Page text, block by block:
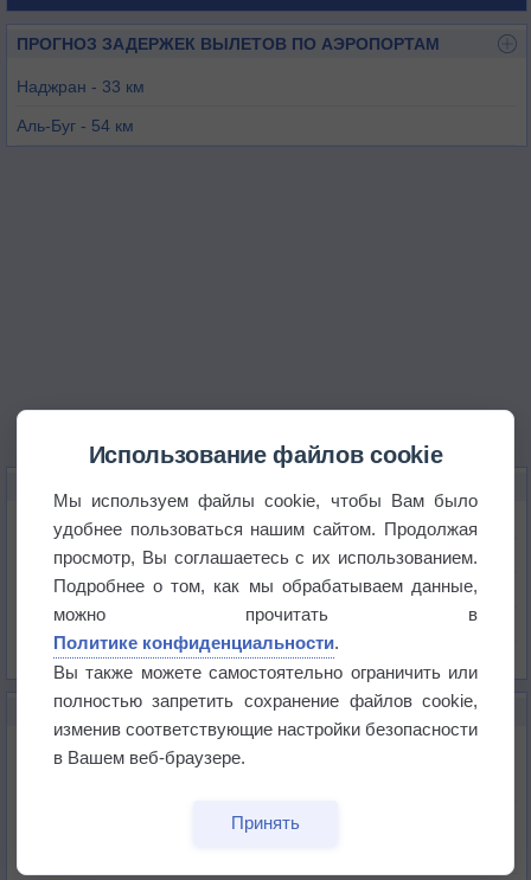
ПРОГНОЗ ЗАДЕРЖЕК ВЫЛЕТОВ ПО АЭРОПОРТАМ
Наджран - 33 км
Аль-Буг - 54 км
Температура
Давление
Осадки
Облачность
Список всех карт
НОВОЕ О ПОГОДЕ
Погода в Екатеринбурге 6 августа
Погода в Краснодаре 6 августа
Использование файлов cookie
Мы используем файлы cookie, чтобы Вам было
удобнее пользоваться нашим сайтом. Продолжая
просмотр, Вы соглашаетесь с их использованием.
Подробнее о том, как мы обрабатываем данные,
можно прочитать в
Политике конфиденциальности.
Вы также можете самостоятельно ограничить или
полностью запретить сохранение файлов cookie,
изменив соответствующие настройки безопасности
в Вашем веб-браузере.
Принять